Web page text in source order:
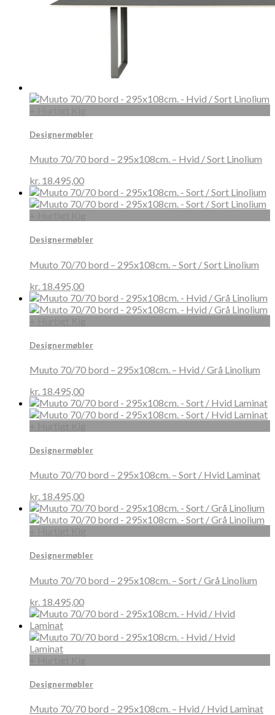
Designermøbler
Muuto 70/70 bord – 295x108cm. – Hvid / Sort Linolium
kr. 18.495,00
Designermøbler
Muuto 70/70 bord – 295x108cm. – Sort / Sort Linolium
kr. 18.495,00
Designermøbler
Muuto 70/70 bord – 295x108cm. – Hvid / Grå Linolium
kr. 18.495,00
Designermøbler
Muuto 70/70 bord – 295x108cm. – Sort / Hvid Laminat
kr. 18.495,00
Designermøbler
Muuto 70/70 bord – 295x108cm. – Sort / Grå Linolium
kr. 18.495,00
Designermøbler
Muuto 70/70 bord – 295x108cm. – Hvid / Hvid Laminat